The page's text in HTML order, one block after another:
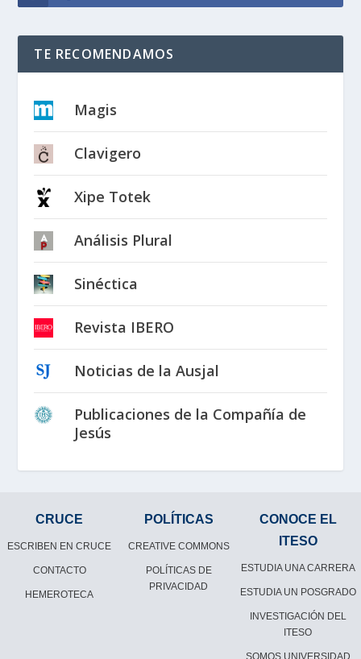
TE RECOMENDAMOS
Magis
Clavigero
Xipe Totek
Análisis Plural
Sinéctica
Revista IBERO
Noticias de la Ausjal
Publicaciones de la Compañía de
Jesús
CRUCE
ESCRIBEN EN CRUCE
CONTACTO
HEMEROTECA
POLÍTICAS
CREATIVE COMMONS
POLÍTICAS DE
PRIVACIDAD
CONOCE EL
ITESO
ESTUDIA UNA CARRERA
ESTUDIA UN POSGRADO
INVESTIGACIÓN DEL
ITESO
SOMOS UNIVERSIDAD